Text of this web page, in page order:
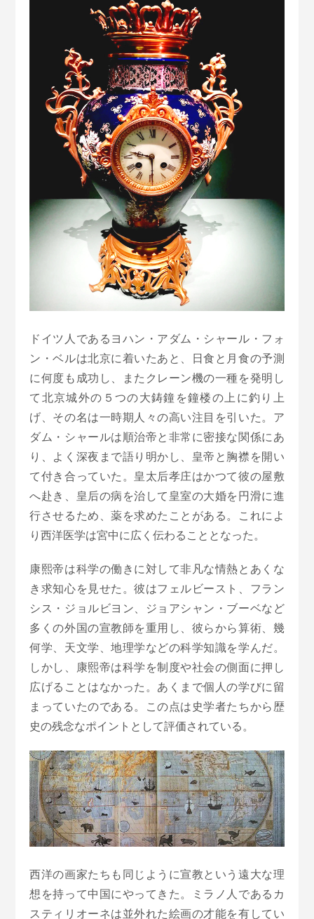
ドイツ人であるヨハン・アダム・シャール・フォ
ン・ベルは北京に着いたあと、日食と月食の予測
に何度も成功し、またクレーン機の一種を発明し
て北京城外の５つの大鋳鐘を鐘楼の上に釣り上
げ、その名は一時期人々の高い注目を引いた。ア
ダム・シャールは順治帝と非常に密接な関係にあ
り、よく深夜まで語り明かし、皇帝と胸襟を開い
て付き合っていた。皇太后孝庄はかつて彼の屋敷
へ赴き、皇后の病を治して皇室の大婚を円滑に進
行させるため、薬を求めたことがある。これによ
り西洋医学は宮中に広く伝わることとなった。
康熙帝は科学の働きに対して非凡な情熱とあくな
き求知心を見せた。彼はフェルビースト、フラン
シス・ジョルビヨン、ジョアシャン・ブーベなど
多くの外国の宣教師を重用し、彼らから算術、幾
何学、天文学、地理学などの科学知識を学んだ。
しかし、康熙帝は科学を制度や社会の側面に押し
広げることはなかった。あくまで個人の学びに留
まっていたのである。この点は史学者たちから歴
史の残念なポイントとして評価されている。
西洋の画家たちも同じように宣教という遠大な理
想を持って中国にやってきた。ミラノ人であるカ
スティリオーネは並外れた絵画の才能を有してい